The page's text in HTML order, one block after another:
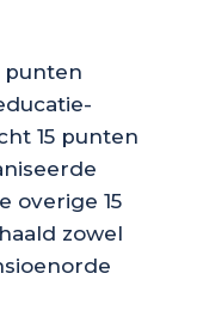
punten
15 punten
overige 15
zowel